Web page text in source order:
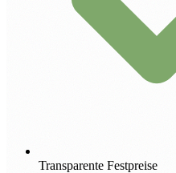
Transparente Festpreise